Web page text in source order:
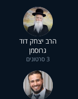
הרב יצחק דוד
גרוסמן
3 סרטונים